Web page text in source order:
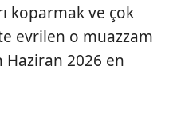
koparmak ve çok
evrilen o muazzam
Haziran 2026 en